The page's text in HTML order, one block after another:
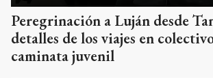
Peregrinación a Luján desde
detalles de los viajes en
caminata juvenil